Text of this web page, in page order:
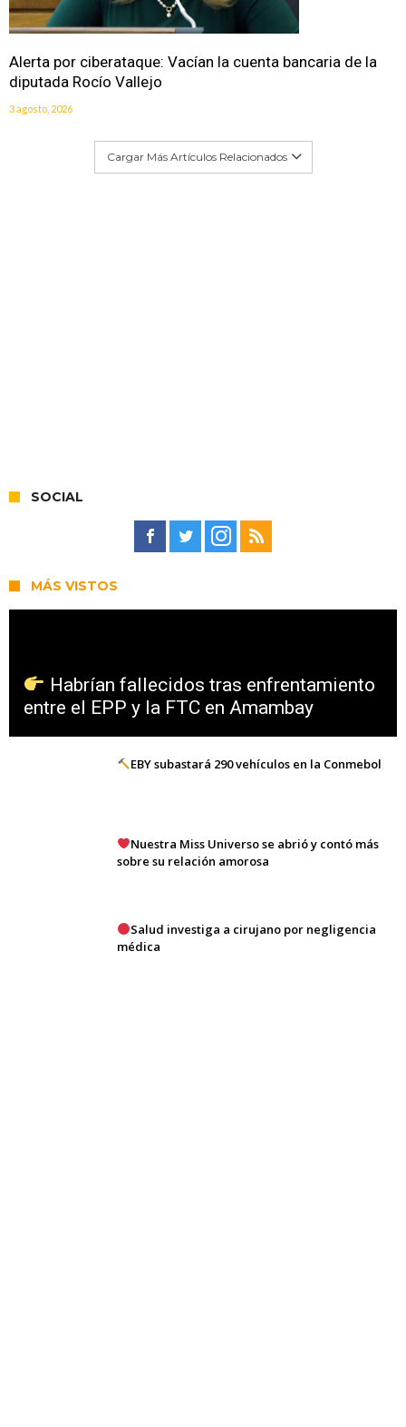
Alerta por ciberataque: Vacían la cuenta bancaria de la
diputada Rocío Vallejo
3 agosto, 2026
Cargar Más Artículos Relacionados
SOCIAL
MÁS VISTOS
Habrían fallecidos tras enfrentamiento
entre el EPP y la FTC en Amambay
EBY subastará 290 vehículos en la Conmebol
Nuestra Miss Universo se abrió y contó más
sobre su relación amorosa
Salud investiga a cirujano por negligencia
médica